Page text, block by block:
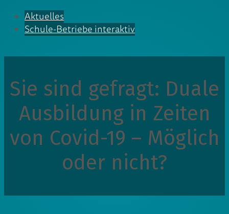
Aktuelles
Schule-Betriebe interaktiv
Sie sind gefragt: Duale
Ausbildung in Zeiten
von Covid-19 – Möglich
oder nicht?